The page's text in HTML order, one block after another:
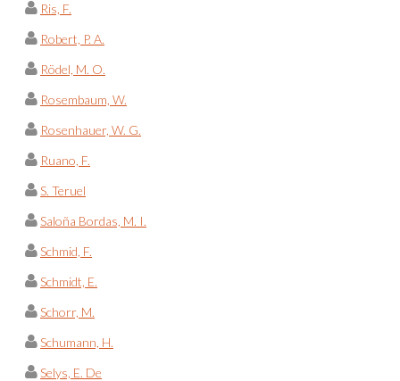
Ris, F.
Robert, P. A.
Rödel, M. O.
Rosembaum, W.
Rosenhauer, W. G.
Ruano, F.
S. Teruel
Saloña Bordas, M. I.
Schmid, F.
Schmidt, E.
Schorr, M.
Schumann, H.
Selys, E. De